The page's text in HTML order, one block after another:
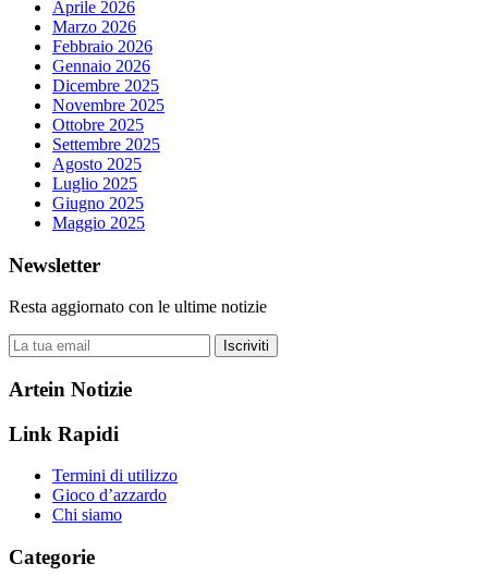
Aprile 2026
Marzo 2026
Febbraio 2026
Gennaio 2026
Dicembre 2025
Novembre 2025
Ottobre 2025
Settembre 2025
Agosto 2025
Luglio 2025
Giugno 2025
Maggio 2025
Newsletter
Resta aggiornato con le ultime notizie
Iscriviti
Artein Notizie
Link Rapidi
Termini di utilizzo
Gioco d’azzardo
Chi siamo
Categorie